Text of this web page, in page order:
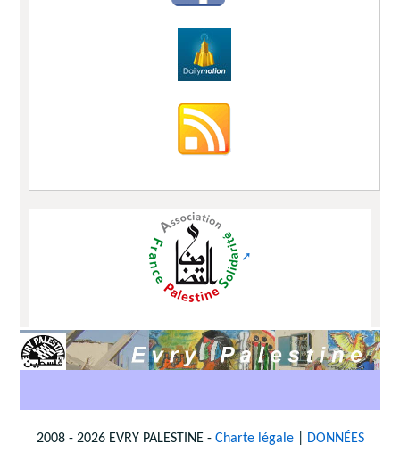
2008 - 2026 EVRY PALESTINE - Charte légale| DONNÉES